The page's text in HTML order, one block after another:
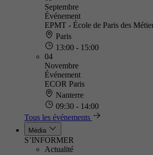
Septembre
Événement
EPMT - École de Paris des
Paris
13:00 - 15:00
04
Novembre
Événement
ECOR Paris
Nanterre
09:30 - 14:00
Tous les événements
Média
S’INFORMER
Actualité